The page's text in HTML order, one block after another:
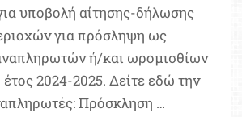
υποβολή αίτησης-δήλωσης
για πρόσληψη ως
ή/και ωρομισθίων
έτος 2024-2025. Δείτε εδώ την
Πρόσκληση …